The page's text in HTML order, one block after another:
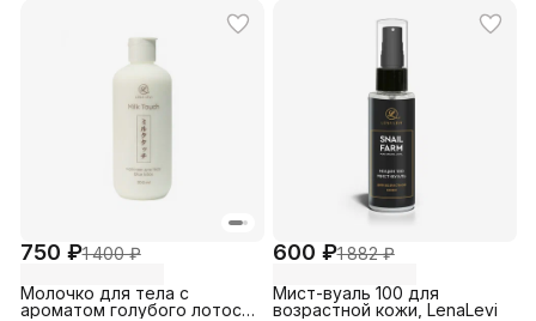
750 ₽1 400 ₽
Молочко для тела с
ароматом голубого лотоса
600 ₽1 882 ₽
Мист-вуаль 100 для
возрастной кожи, LenaLevi